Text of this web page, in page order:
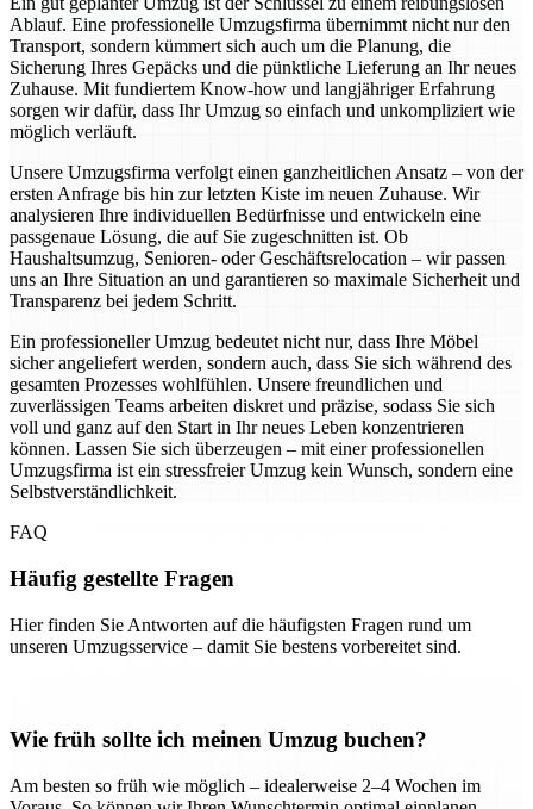
Ablauf. Eine professionelle Umzugsfirma übernimmt nicht nur den
Transport, sondern kümmert sich auch um die Planung, die
Sicherung Ihres Gepäcks und die pünktliche Lieferung an Ihr neues
Zuhause. Mit fundiertem Know-how und langjähriger Erfahrung
sorgen wir dafür, dass Ihr Umzug so einfach und unkompliziert wie
möglich verläuft.
Unsere Umzugsfirma verfolgt einen ganzheitlichen Ansatz – von der
ersten Anfrage bis hin zur letzten Kiste im neuen Zuhause. Wir
analysieren Ihre individuellen Bedürfnisse und entwickeln eine
passgenaue Lösung, die auf Sie zugeschnitten ist. Ob
Haushaltsumzug, Senioren- oder Geschäftsrelocation – wir passen
uns an Ihre Situation an und garantieren so maximale Sicherheit und
Transparenz bei jedem Schritt.
Ein professioneller Umzug bedeutet nicht nur, dass Ihre Möbel
sicher angeliefert werden, sondern auch, dass Sie sich während des
gesamten Prozesses wohlfühlen. Unsere freundlichen und
zuverlässigen Teams arbeiten diskret und präzise, sodass Sie sich
voll und ganz auf den Start in Ihr neues Leben konzentrieren
können. Lassen Sie sich überzeugen – mit einer professionellen
Umzugsfirma ist ein stressfreier Umzug kein Wunsch, sondern eine
Selbstverständlichkeit.
FAQ
Häufig gestellte Fragen
Hier finden Sie Antworten auf die häufigsten Fragen rund um
unseren Umzugsservice – damit Sie bestens vorbereitet sind.
Wie früh sollte ich meinen Umzug buchen?
Am besten so früh wie möglich – idealerweise 2–4 Wochen im